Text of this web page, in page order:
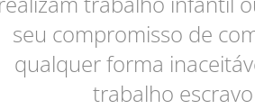
seu compromisso de
qualquer forma
trabalho